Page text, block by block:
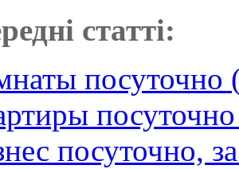
статті:
посуточно
посуточно,